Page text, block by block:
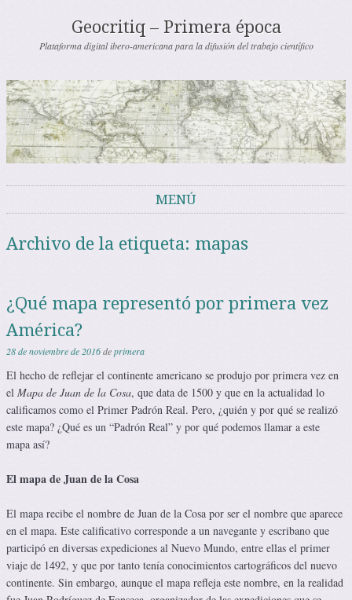
Geocritiq – Primera época
Plataforma digital ibero-americana para la difusión del trabajo científico
MENÚ
Archivo de la etiqueta: mapas
¿Qué mapa representó por primera vez
América?
28 de noviembre de 2016deprimera
El hecho de reflejar el continente americano se produjo por primera vez en
el Mapa de Juan de la Cosa, que data de 1500 y que en la actualidad lo
calificamos como el Primer Padrón Real. Pero, ¿quién y por qué se realizó
este mapa? ¿Qué es un “Padrón Real” y por qué podemos llamar a este
mapa así?
El mapa de Juan de la Cosa
El mapa recibe el nombre de Juan de la Cosa por ser el nombre que aparece
en el mapa. Este calificativo corresponde a un navegante y escribano que
participó en diversas expediciones al Nuevo Mundo, entre ellas el primer
viaje de 1492, y que por tanto tenía conocimientos cartográficos del nuevo
continente. Sin embargo, aunque el mapa refleja este nombre, en la realidad